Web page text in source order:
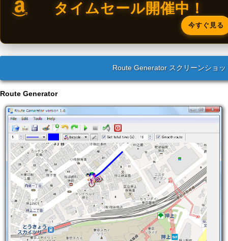
タイムセール開催中！
今すぐ見る
Route Generator スクリーンショッ
Route Generator